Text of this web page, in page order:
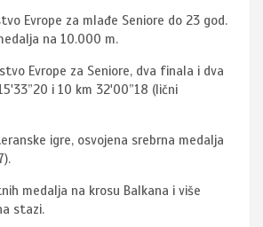
Evrope za mlađe Seniore do 23 god.
na 10.000 m.
Evrope za Seniore, dva finala i dva
i 10 km 32'00”18 (lični
igre, osvojena srebrna medalja
medalja na krosu Balkana i više
stazi.